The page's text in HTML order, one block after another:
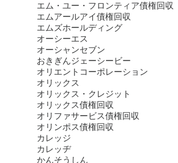
エム・ユー・フロンティア債権回収
エムアールアイ債権回収
エムズホールディング
オーシーエス
オーシャンセブン
おきぎんジェーシービー
オリエントコーポレーション
オリックス
オリックス・クレジット
オリックス債権回収
オリファサービス債権回収
オリンポス債権回収
カレッジ
カレッヂ
かんそうしん